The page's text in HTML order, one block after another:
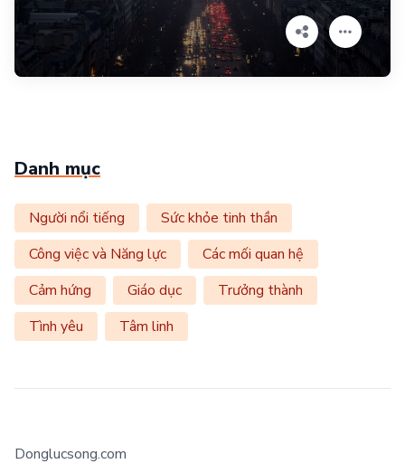
Danh mục
Người nổi tiếng
Sức khỏe tinh thần
Công việc và Năng lực
Các mối quan hệ
Cảm hứng
Giáo dục
Trưởng thành
Tình yêu
Tâm linh
Donglucsong.com